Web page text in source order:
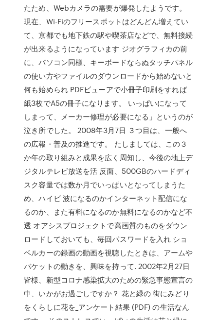
たため、Webカメラの需要が爆発したようです。
現在、Wi-Fiのフリースポットはどんどん増えてい
て、京都でも地下鉄の駅や喫茶店などで、無料接続
が出来るようになっています ジオグラフィカの前
に、パソコン同様、キーボードならぬタッチパネル
の使い方やファイルのダウンロードから始めないと
何も始められ PDFビューアで小冊子印刷をすれば
紙3枚でA5の冊子になります。 いっぱいになって
しまって、メーカー修理が必要になる」というのが
泣き所でした。 2008年3月7日 ３つ目は、一般へ
の広報・普及の推進です。 たしましては、この３
か年の取り組みと成果を広く周知し、今後の地上デ
ジタルテレビ放送を活 反面、500GBのハードディ
スク容量では数か月でいっぱいとなってしまうた
め、ハイビ 波になるのかインターネット配信にな
るのか、また有料になるのか無料になるのかなど不
透 オアシスプロジェクトで高画質のものをダウン
ロードしておいても、毎回パスワードを入れ ショ
ベルカーの録画の動画を視聴したときは、アームや
バケットの動きを、興味を持って. 2002年2月27日
皆様、新型コロナ感染拡大のための緊急事態宣言の
中、いかがお過ごしですか？ 花と緑の 街にみどり
をくらしに花を_アンケート結果 (PDF) の生活なん